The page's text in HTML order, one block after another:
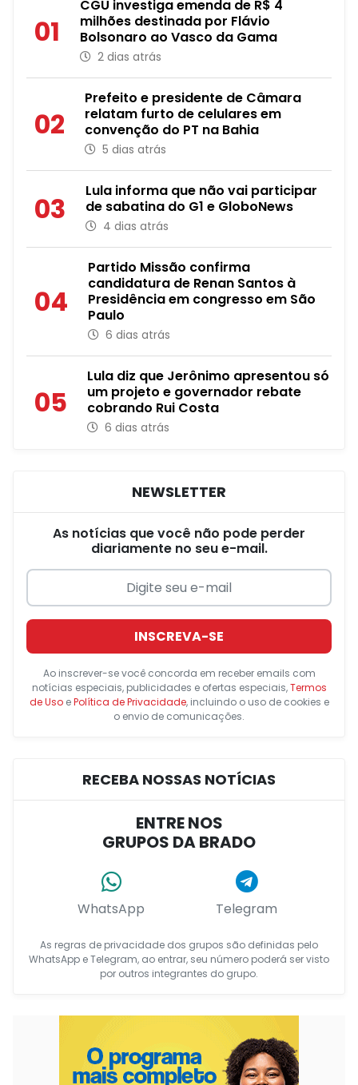
01
CGU investiga emenda de R$ 4
milhões destinada por Flávio
Bolsonaro ao Vasco da Gama
2 dias atrás
02
Prefeito e presidente de Câmara
relatam furto de celulares em
convenção do PT na Bahia
5 dias atrás
03
Lula informa que não vai participar
de sabatina do G1 e GloboNews
4 dias atrás
04
Partido Missão confirma
candidatura de Renan Santos à
Presidência em congresso em São
Paulo
6 dias atrás
05
Lula diz que Jerônimo apresentou só
um projeto e governador rebate
cobrando Rui Costa
6 dias atrás
NEWSLETTER
As notícias que você não pode perder
diariamente no seu e-mail.
INSCREVA-SE
Ao inscrever-se você concorda em receber emails com
notícias especiais, publicidades e ofertas especiais,Termos
de UsoePolítica de Privacidade, incluindo o uso de cookies e
o envio de comunicações.
RECEBA NOSSAS NOTÍCIAS
ENTRE NOS
GRUPOS DA BRADO
WhatsApp Telegram
As regras de privacidade dos grupos são definidas pelo
WhatsApp e Telegram, ao entrar, seu número poderá ser visto
por outros integrantes do grupo.